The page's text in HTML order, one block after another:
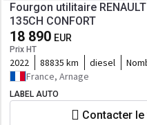
Fourgon utilitaire
135CH CONFORT
18 890 EUR
Prix HT
2022 88835 km diesel
France, Arnage
LABEL AUTO
Contacter le